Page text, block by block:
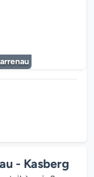
- Kasberg